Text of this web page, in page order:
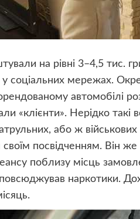
на рівні 3–4,5 тис.
соціальних мережах.
автомобілі
«клієнти». Нерідко
або ж
посвідченням. Він же
поблизу місць
наркотики.